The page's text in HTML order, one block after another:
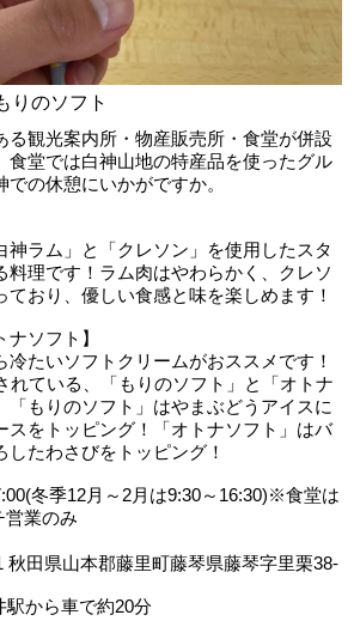
りのソフト
る観光案内所・物産販売所・食堂が併設
食堂では白神山地の特産品を使ったグル
での休憩にいかがですか。
神ラム」と「クレソン」を使用したスタ
料理です！ラム肉はやわらかく、クレソ
ており、優しい食感と味を楽しめます！
ナソフト】
冷たいソフトクリームがおススメです！
れている、「もりのソフト」と「オトナ
「もりのソフト」はやまぶどうアイスに
スをトッピング！「オトナソフト」はバ
たわさびをトッピング！
冬季12月～2月は9:30～16:30)※食堂は
営業のみ
秋田県山本郡藤里町藤琴県藤琴字里栗38-
から車で約20分